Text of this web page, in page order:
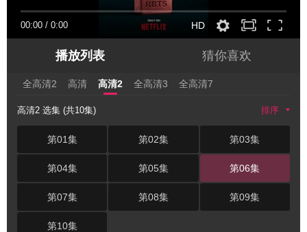
00:00 / 0:00 HD
播放列表 猜你喜欢
全高清2 高清 高清2 全高清3 全高清7
高清2 选集 (共10集) 排序
第01集 第02集 第03集
第04集 第05集 第06集
第07集 第08集 第09集
第10集